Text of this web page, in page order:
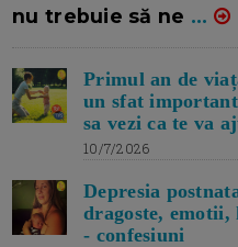
nu trebuie să ne ...
Primul an de
un sfat
sa vezi ca te va
10/7/2026
Depresia
dragoste, emotii,
- confesiuni